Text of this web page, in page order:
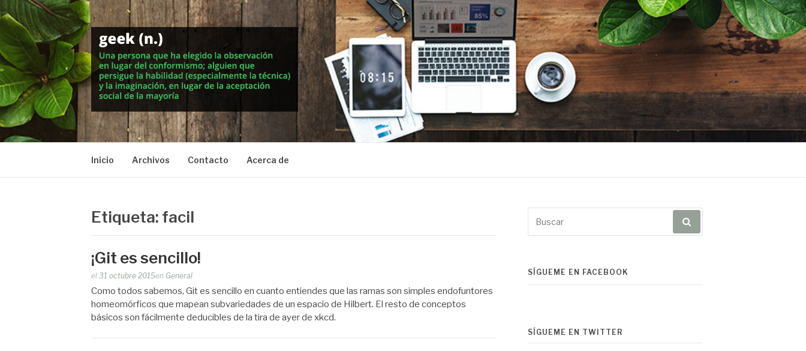
al
contenido
MUNDO GEEK
Vida inteligente en la geekosfera
Inicio Archivos Contacto Acerca de
Etiqueta: facil
¡Git es sencillo!
Publicado
por
el 31 octubre 2015en General
Como todos sabemos, Git es sencillo en cuanto entiendes que las ramas son simples endofuntores
homeomórficos que mapean subvariedades de un espacio de Hilbert. El resto de conceptos
básicos son fácilmente deducibles de la tira de ayer de xkcd.
por:
SÍGUEME EN FACEBOOK
SÍGUEME EN TWITTER